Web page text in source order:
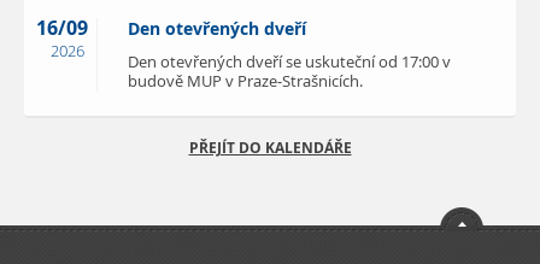
16/09
2026
Den otevřených dveří
Den otevřených dveří se uskuteční od 17:00 v
budově MUP v Praze-Strašnicích.
PŘEJÍT DO KALENDÁŘE